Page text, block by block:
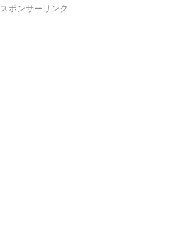
スポンサーリンク